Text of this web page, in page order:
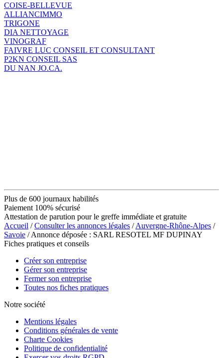
COISE-BELLEVUE
ALLIANCIMMO
TRIGONE
DIA NETTOYAGE
VINOGRAF
FAIVRE LUC CONSEIL ET CONSULTANT
P2KN CONSEIL SAS
DU NAN JO.CA.
Plus de 600 journaux habilités
Paiement 100% sécurisé
Attestation de parution pour le greffe immédiate et gratuite
Accueil /Consulter les annonces légales /Auvergne-Rhône-Alpes /
Savoie / Annonce déposée : SARL RESOTEL MF DUPINAY
Fiches pratiques et conseils
Créer son entreprise
Gérer son entreprise
Fermer son entreprise
Toutes nos fiches pratiques
Notre société
Mentions légales
Conditions générales de vente
Charte Cookies
Politique de confidentialité